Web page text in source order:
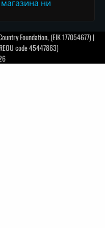
ни
Foundation, (EIK 177054677) |
code 45447863)